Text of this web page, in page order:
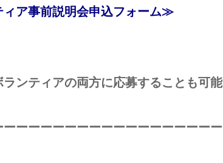
ア事前説明会申込フォーム≫
ンティアの両方に応募することも可能
ーーーーーーーーーーーーーーーーー